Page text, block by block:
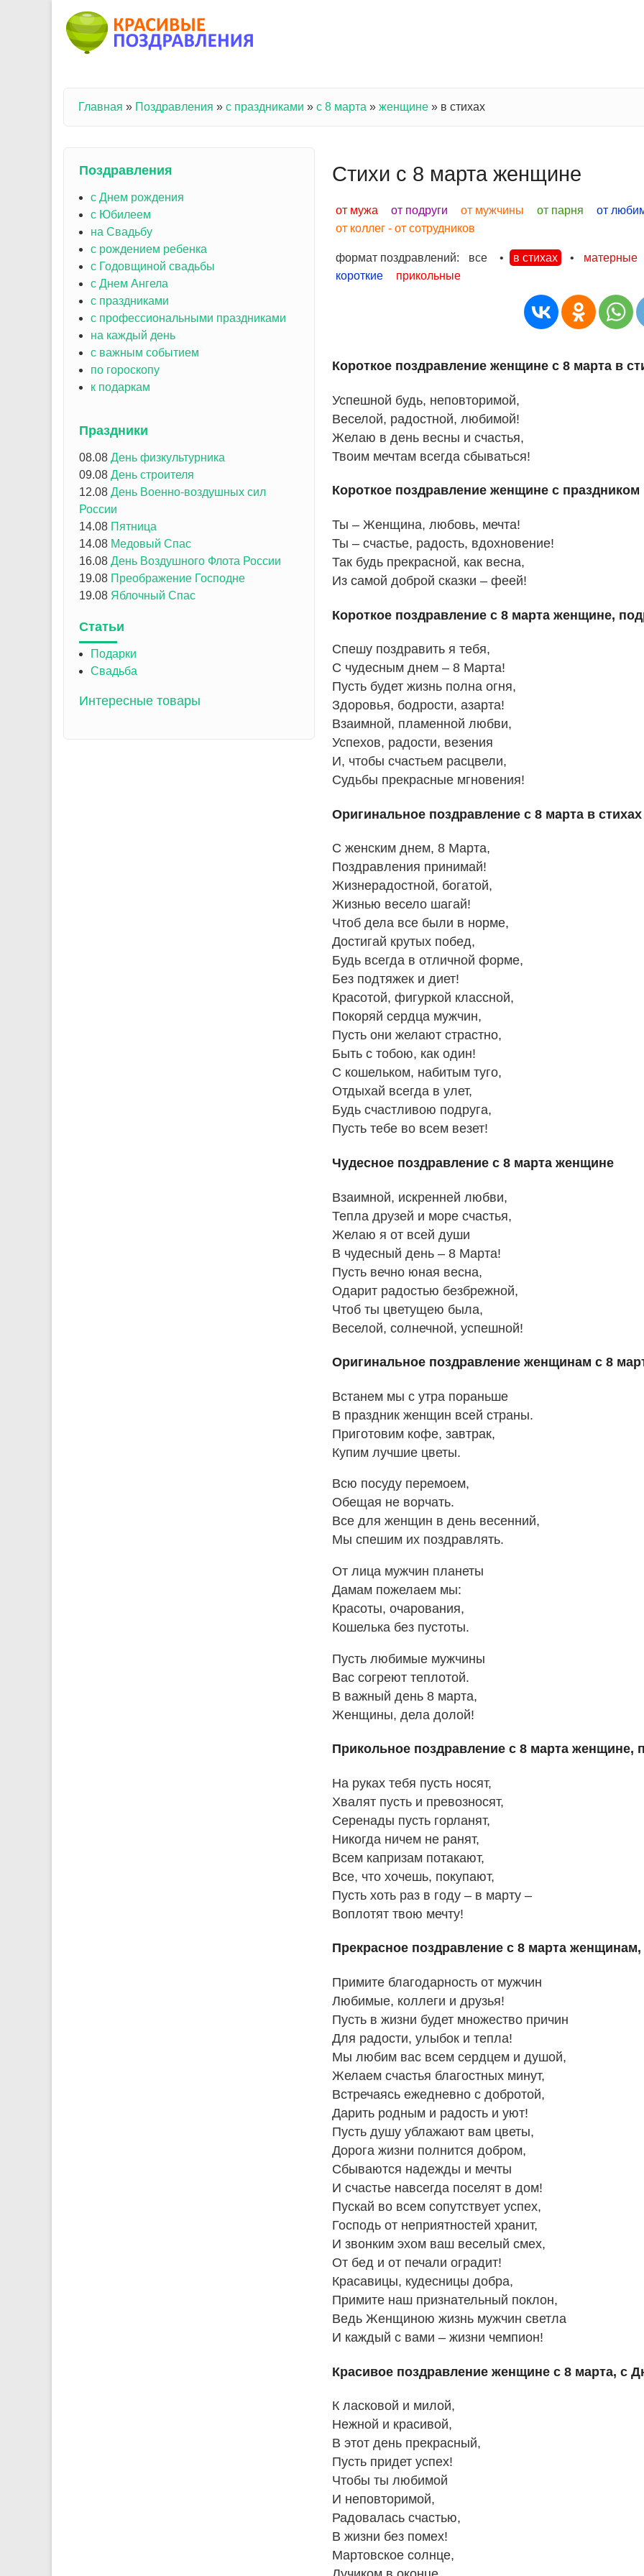
Вы здесь
Главная » Поздравления » с праздниками » с 8 марта » женщине » в стихах
Стихи с 8 марта женщине
от мужа от подруги от мужчины от парня
от
от коллег - от сотрудников
формат поздравлений: все • в стихах •
матерные
короткие
прикольные
Короткое поздравление женщине с 8 марта в
Успешной будь, неповторимой,
Веселой, радостной, любимой!
Желаю в день весны и счастья,
Твоим мечтам всегда сбываться!
Короткое поздравление женщине с праздником
Ты – Женщина, любовь, мечта!
Ты – счастье, радость, вдохновение!
Так будь прекрасной, как весна,
Из самой доброй сказки – феей!
Короткое поздравление с 8 марта женщине,
Спешу поздравить я тебя,
С чудесным днем – 8 Марта!
Пусть будет жизнь полна огня,
Здоровья, бодрости, азарта!
Взаимной, пламенной любви,
Успехов, радости, везения
И, чтобы счастьем расцвели,
Судьбы прекрасные мгновения!
Оригинальное поздравление с 8 марта в стихах
С женским днем, 8 Марта,
Поздравления принимай!
Жизнерадостной, богатой,
Жизнью весело шагай!
Чтоб дела все были в норме,
Достигай крутых побед,
Будь всегда в отличной форме,
Без подтяжек и диет!
Красотой, фигуркой классной,
Покоряй сердца мужчин,
Пусть они желают страстно,
Быть с тобою, как один!
С кошельком, набитым туго,
Отдыхай всегда в улет,
Будь счастливою подруга,
Пусть тебе во всем везет!
Чудесное поздравление с 8 марта женщине
Взаимной, искренней любви,
Тепла друзей и море счастья,
Желаю я от всей души
В чудесный день – 8 Марта!
Пусть вечно юная весна,
Одарит радостью безбрежной,
Чтоб ты цветущею была,
Веселой, солнечной, успешной!
Оригинальное поздравление женщинам с 8
Встанем мы с утра пораньше
В праздник женщин всей страны.
Приготовим кофе, завтрак,
Купим лучшие цветы.
Всю посуду перемоем,
Обещая не ворчать.
Все для женщин в день весенний,
Мы спешим их поздравлять.
От лица мужчин планеты
Дамам пожелаем мы:
Красоты, очарования,
Кошелька без пустоты.
Пусть любимые мужчины
Вас согреют теплотой.
В важный день 8 марта,
Женщины, дела долой!
Прикольное поздравление с 8 марта женщине,
На руках тебя пусть носят,
Хвалят пусть и превозносят,
Серенады пусть горланят,
Никогда ничем не ранят,
Всем капризам потакают,
Все, что хочешь, покупают,
Пусть хоть раз в году – в марту –
Воплотят твою мечту!
Прекрасное поздравление с 8 марта женщинам,
Примите благодарность от мужчин
Любимые, коллеги и друзья!
Пусть в жизни будет множество причин
Для радости, улыбок и тепла!
Мы любим вас всем сердцем и душой,
Желаем счастья благостных минут,
Встречаясь ежедневно с добротой,
Дарить родным и радость и уют!
Пусть душу ублажают вам цветы,
Дорога жизни полнится добром,
Сбываются надежды и мечты
И счастье навсегда поселят в дом!
Пускай во всем сопутствует успех,
Господь от неприятностей хранит,
И звонким эхом ваш веселый смех,
От бед и от печали оградит!
Красавицы, кудесницы добра,
Примите наш признательный поклон,
Ведь Женщиною жизнь мужчин светла
И каждый с вами – жизни чемпион!
Красивое поздравление женщине с 8 марта, с
К ласковой и милой,
Нежной и красивой,
В этот день прекрасный,
Пусть придет успех!
Чтобы ты любимой
И неповторимой,
Радовалась счастью,
В жизни без помех!
Мартовское солнце,
Поздравления
с Днем рождения
с Юбилеем
на Свадьбу
с рождением ребенка
с Годовщиной свадьбы
с Днем Ангела
с праздниками
с профессиональными праздниками
на каждый день
с важным событием
по гороскопу
к подаркам
Праздники
08.08 День физкультурника
09.08 День строителя
12.08 День Военно-воздушных сил
России
14.08 Пятница
14.08 Медовый Спас
16.08 День Воздушного Флота России
19.08 Преображение Господне
19.08 Яблочный Спас
Статьи
Подарки
Свадьба
Интересные товары